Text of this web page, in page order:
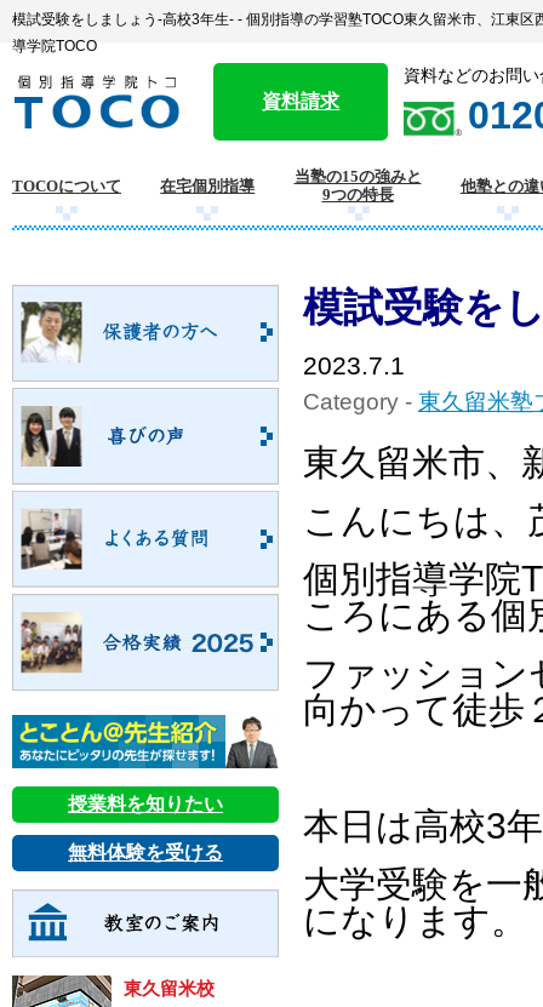
模試受験をしましょう-高校3年生- - 個別指導の学習塾TOCO東久留米市、江東
導学院TOCO
資料請求
資料などのお問
TOCOについて 在宅個別指導
当塾の15の強みと
9つの特長
他塾との違
模試受験を
2023.7.1
Category - 東久留米塾
東久留米市、
こんにちは、
個別指導学院
ころにある個
ファッション
向かって徒歩
本日は高校3
大学受験を一
になります。
授業料を知りたい
無料体験を受ける
東久留米校